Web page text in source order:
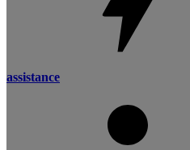
assistance